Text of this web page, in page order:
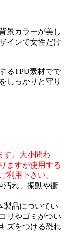
景カラーが美し
インで女性だけ
るTPU素材でで
しっかりと守り
す。大小問わ
ますが使用する
利用下さい。
汚れ、振動や衝
製品についてい
リやゴミがつい
ズをつける恐れ